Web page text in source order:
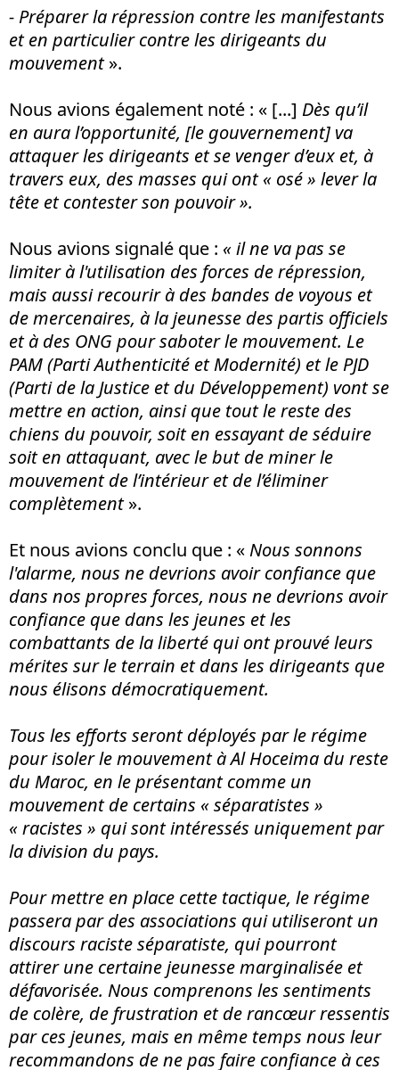
- Préparer la répression contre les manifestants
et en particulier contre les dirigeants du
mouvement».
Nous avions également noté : « [...] Dès qu’il
en aura l’opportunité, [le gouvernement] va
attaquer les dirigeants et se venger d’eux et, à
travers eux, des masses qui ont « osé » lever la
tête et contester son pouvoir ».
Nous avions signalé que : « il ne va pas se
limiter à l'utilisation des forces de répression,
mais aussi recourir à des bandes de voyous et
de mercenaires, à la jeunesse des partis officiels
et à des ONG pour saboter le mouvement. Le
PAM (Parti Authenticité et Modernité) et le PJD
(Parti de la Justice et du Développement) vont se
mettre en action, ainsi que tout le reste des
chiens du pouvoir, soit en essayant de séduire
soit en attaquant, avec le but de miner le
mouvement de l’intérieur et de l’éliminer
complètement».
Et nous avions conclu que : «Nous sonnons
l'alarme, nous ne devrions avoir confiance que
dans nos propres forces, nous ne devrions avoir
confiance que dans les jeunes et les
combattants de la liberté qui ont prouvé leurs
mérites sur le terrain et dans les dirigeants que
nous élisons démocratiquement.
Tous les efforts seront déployés par le régime
pour isoler le mouvement à Al Hoceima du reste
du Maroc, en le présentant comme un
mouvement de certains « séparatistes »
« racistes » qui sont intéressés uniquement par
la division du pays.
Pour mettre en place cette tactique, le régime
passera par des associations qui utiliseront un
discours raciste séparatiste, qui pourront
attirer une certaine jeunesse marginalisée et
défavorisée. Nous comprenons les sentiments
de colère, de frustration et de rancœur ressentis
par ces jeunes, mais en même temps nous leur
recommandons de ne pas faire confiance à ces